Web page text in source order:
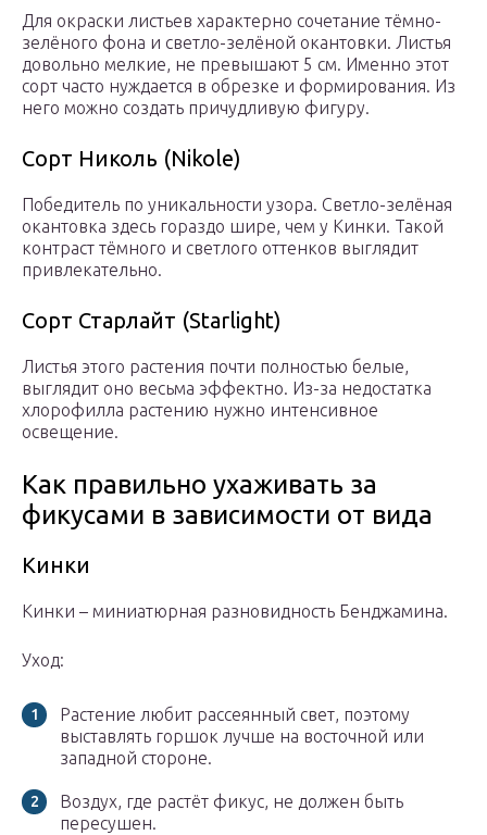
Для окраски листьев характерно сочетание тёмно-
зелёного фона и светло-зелёной окантовки. Листья
довольно мелкие, не превышают 5 см. Именно этот
сорт часто нуждается в обрезке и формирования. Из
него можно создать причудливую фигуру.
Сорт Николь (Nikole)
Победитель по уникальности узора. Светло-зелёная
окантовка здесь гораздо шире, чем у Кинки. Такой
контраст тёмного и светлого оттенков выглядит
привлекательно.
Сорт Старлайт (Starlight)
Листья этого растения почти полностью белые,
выглядит оно весьма эффектно. Из-за недостатка
хлорофилла растению нужно интенсивное
освещение.
Как правильно ухаживать за
фикусами в зависимости от вида
Кинки
Кинки – миниатюрная разновидность Бенджамина.
Уход:
Растение любит рассеянный свет, поэтому
выставлять горшок лучше на восточной или
западной стороне.
Воздух, где растёт фикус, не должен быть
пересушен.